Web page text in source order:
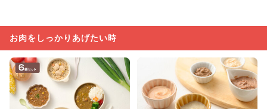
お肉をしっかりあげたい時